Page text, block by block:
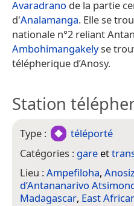
Avaradrano de la partie
d'Analamanga. Elle se
nationale n°2 reliant
Ambohimangakelyse
télépherique d’Anosy.
Station
Type :
téléporté
Catégories : gare et
Lieu :Ampefiloha,
d’Antananarivo
Madagascar, East